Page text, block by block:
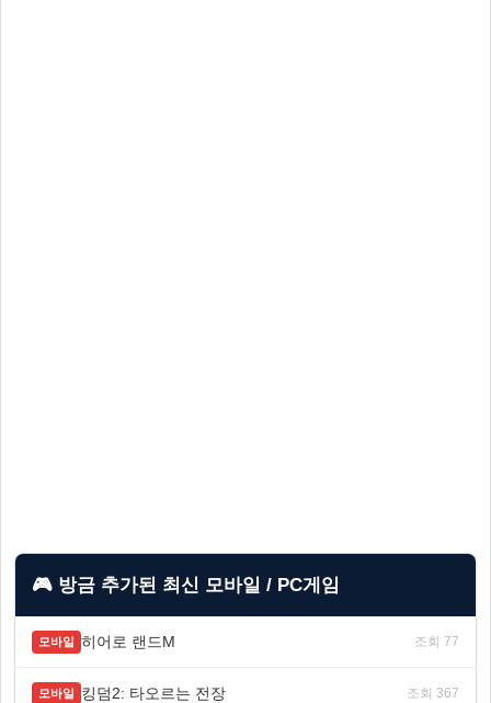
🎮 방금 추가된 최신 모바일 / PC게임
모바일 히어로 랜드M 조회 77
모바일 킹덤2: 타오르는 전장 조회 367